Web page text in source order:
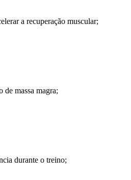
a recuperação muscular;
de massa magra;
durante o treino;